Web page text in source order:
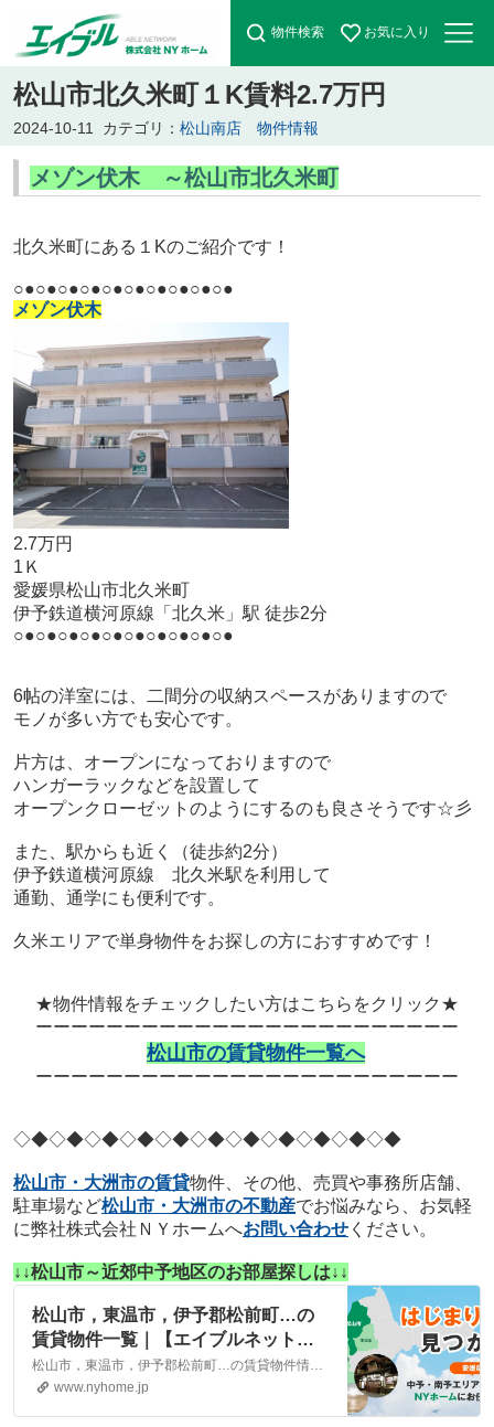
物件検索 お気に入り
松山市北久米町１K賃料2.7万円
2024-10-11 カテゴリ： 松山南店 物件情報
メゾン伏木 ～松山市北久米町
北久米町にある１Kのご紹介です！
○●○●○●○●○●○●○●○●○●○●
メゾン伏木
2.7万円
1Ｋ
愛媛県松山市北久米町
伊予鉄道横河原線「北久米」駅 徒歩2分
○●○●○●○●○●○●○●○●○●○●
6帖の洋室には、二間分の収納スペースがありますので
モノが多い方でも安心です。
片方は、オープンになっておりますので
ハンガーラックなどを設置して
オープンクローゼットのようにするのも良さそうです☆彡
また、駅からも近く（徒歩約2分）
伊予鉄道横河原線 北久米駅を利用して
通勤、通学にも便利です。
久米エリアで単身物件をお探しの方におすすめです！
★物件情報をチェックしたい方はこちらをクリック★
ーーーーーーーーーーーーーーーーーーーーーーーー
松山市の賃貸物件一覧へ
ーーーーーーーーーーーーーーーーーーーーーーーー
◇◆◇◆◇◆◇◆◇◆◇◆◇◆◇◆◇◆◇◆◇◆
松山市・大洲市の賃貸物件、その他、売買や事務所店舗、
駐車場など松山市・大洲市の不動産でお悩みなら、お気軽
に弊社株式会社ＮＹホームへお問い合わせください。
↓↓松山市～近郊中予地区のお部屋探しは↓↓
松山市，東温市，伊予郡松前町…の
賃貸物件一覧｜【エイブルネットワ
ーク】(株)NYホーム 松山市・大洲
市の賃貸・不動産
松山市，東温市，伊予郡松前町…の賃貸物件情報は、こちらに掲載しております。株式会社NYホームが自信を持ってご紹介する物件ばかりとなっております。お客様のニーズにそった物件が見つかりましたら、弊社までお気軽にお問い合わせください。
www.nyhome.jp